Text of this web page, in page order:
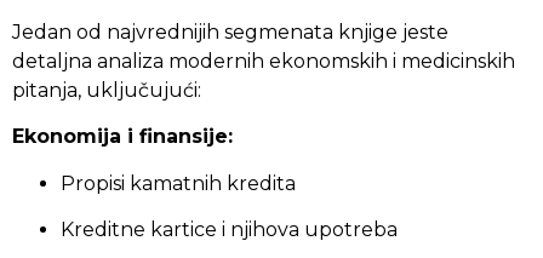
Jedan od najvrednijih segmenata knjige jeste
detaljna analiza modernih ekonomskih i medicinskih
pitanja, uključujući:
Ekonomija i finansije:
Propisi kamatnih kredita
Kreditne kartice i njihova upotreba